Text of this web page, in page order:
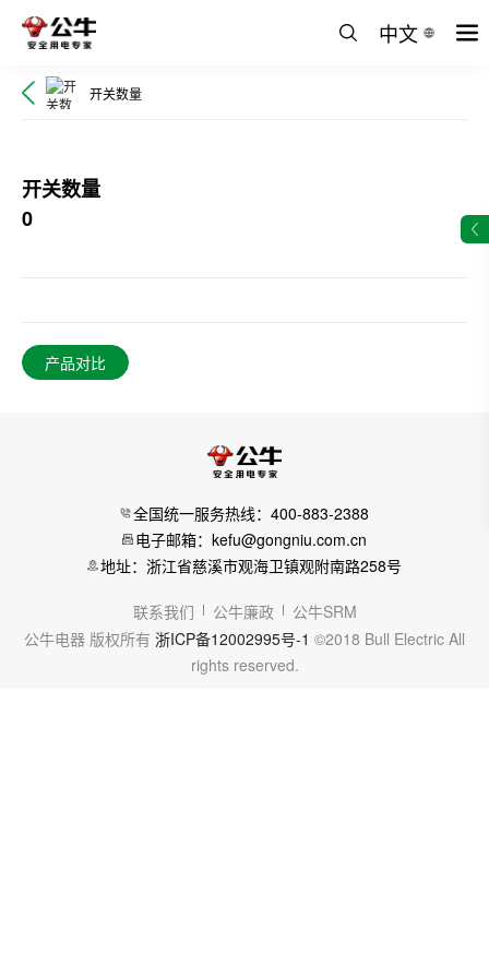
中文
开关数量
开关数量
0
产品对比
全国统一服务热线：400-883-2388
电子邮箱：kefu@gongniu.com.cn
地址：浙江省慈溪市观海卫镇观附南路258号
联系我们 公牛廉政
公牛SRM
公牛电器 版权所有 浙ICP备12002995号-1 ©2018 Bull Electric All
rights reserved.